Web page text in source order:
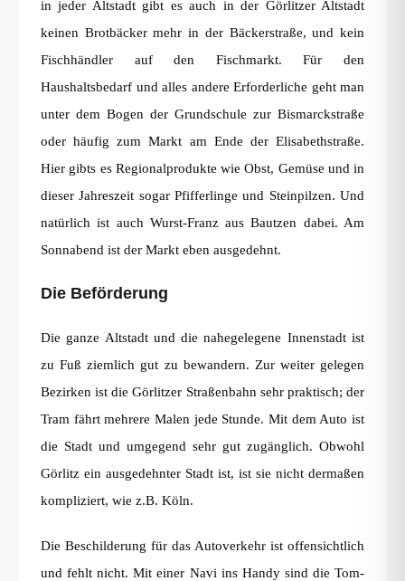
in jeder Altstadt gibt es auch in der Görlitzer Altstadt
keinen Brotbäcker mehr in der Bäckerstraße, und kein
Fischhändler auf den Fischmarkt. Für den
Haushaltsbedarf und alles andere Erforderliche geht man
unter dem Bogen der Grundschule zur Bismarckstraße
oder häufig zum Markt am Ende der Elisabethstraße.
Hier gibts es Regionalprodukte wie Obst, Gemüse und in
dieser Jahreszeit sogar Pfifferlinge und Steinpilzen. Und
natürlich ist auch Wurst-Franz aus Bautzen dabei. Am
Sonnabend ist der Markt eben ausgedehnt.
Die Beförderung
Die ganze Altstadt und die nahegelegene Innenstadt ist
zu Fuß ziemlich gut zu bewandern. Zur weiter gelegen
Bezirken ist die Görlitzer Straßenbahn sehr praktisch; der
Tram fährt mehrere Malen jede Stunde. Mit dem Auto ist
die Stadt und umgegend sehr gut zugänglich. Obwohl
Görlitz ein ausgedehnter Stadt ist, ist sie nicht dermaßen
kompliziert, wie z.B. Köln.
Die Beschilderung für das Autoverkehr ist offensichtlich
und fehlt nicht. Mit einer Navi ins Handy sind die Tom-